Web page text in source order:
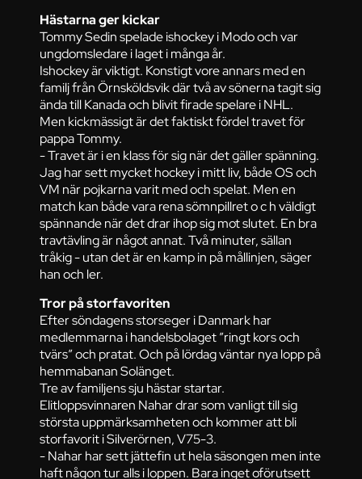
Hästarna ger kickar
Tommy Sedin spelade ishockey i Modo och var
ungdomsledare i laget i många år.
Ishockey är viktigt. Konstigt vore annars med en
familj från Örnsköldsvik där två av sönerna tagit sig
ända till Kanada och blivit firade spelare i NHL.
Men kickmässigt är det faktiskt fördel travet för
pappa Tommy.
- Travet är i en klass för sig när det gäller spänning.
Jag har sett mycket hockey i mitt liv, både OS och
VM när pojkarna varit med och spelat. Men en
match kan både vara rena sömnpillret o c h väldigt
spännande när det drar ihop sig mot slutet. En bra
travtävling är något annat. Två minuter, sällan
tråkig - utan det är en kamp in på mållinjen, säger
han och ler.
Tror på storfavoriten
Efter söndagens storseger i Danmark har
medlemmarna i handelsbolaget ”ringt kors och
tvärs” och pratat. Och på lördag väntar nya lopp på
hemmabanan Solänget.
Tre av familjens sju hästar startar.
Elitloppsvinnaren Nahar drar som vanligt till sig
största uppmärksamheten och kommer att bli
storfavorit i Silverörnen, V75-3.
- Nahar har sett jättefin ut hela säsongen men inte
haft någon tur alls i loppen. Bara inget oförutsett